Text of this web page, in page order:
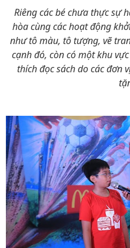
Riêng các bé chưa thực sự
hòa cùng các hoạt động
như tô màu, tô tượng, vẽ
cạnh đó, còn có một khu
thích đọc sách do các đơn